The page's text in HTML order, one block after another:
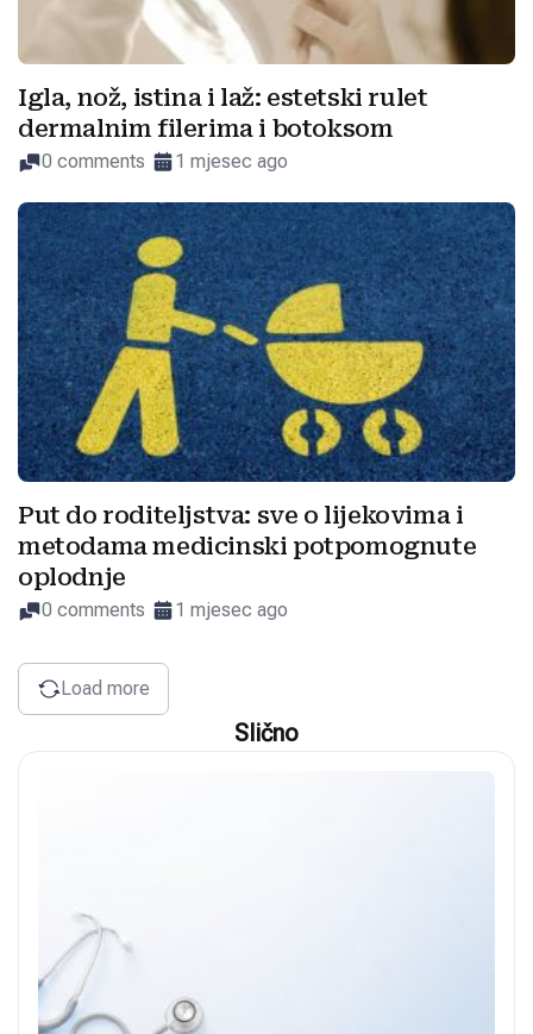
Igla, nož, istina i laž: estetski rulet
dermalnim filerima i botoksom
0 comments 1 mjesec ago
Put do roditeljstva: sve o lijekovima i
metodama medicinski potpomognute
oplodnje
0 comments 1 mjesec ago
Load more
Slično